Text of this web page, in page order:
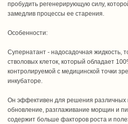
пробудить регенерирующую силу,
замедлив процессы ее старения.
Особенности:
Супернатант - надосадочная жидкость,
стволовых клеток, который обладает
контролируемой с медицинской точки
инкубаторе.
Он эффективен для решения различных
обновление, разглаживание морщин и
содержит больше факторов роста и